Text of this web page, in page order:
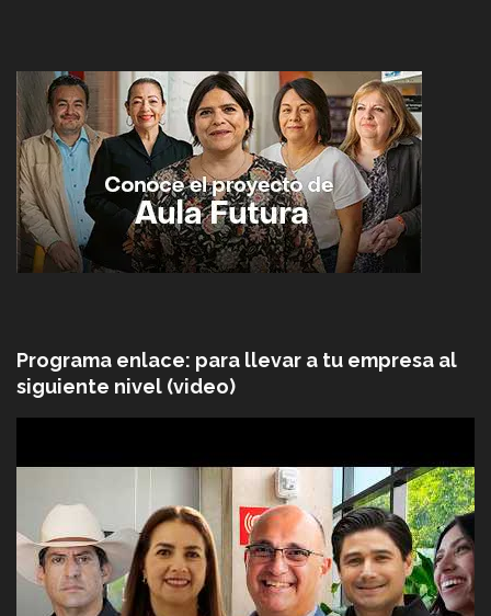
Programa enlace: para llevar a tu empresa al
siguiente nivel (video)